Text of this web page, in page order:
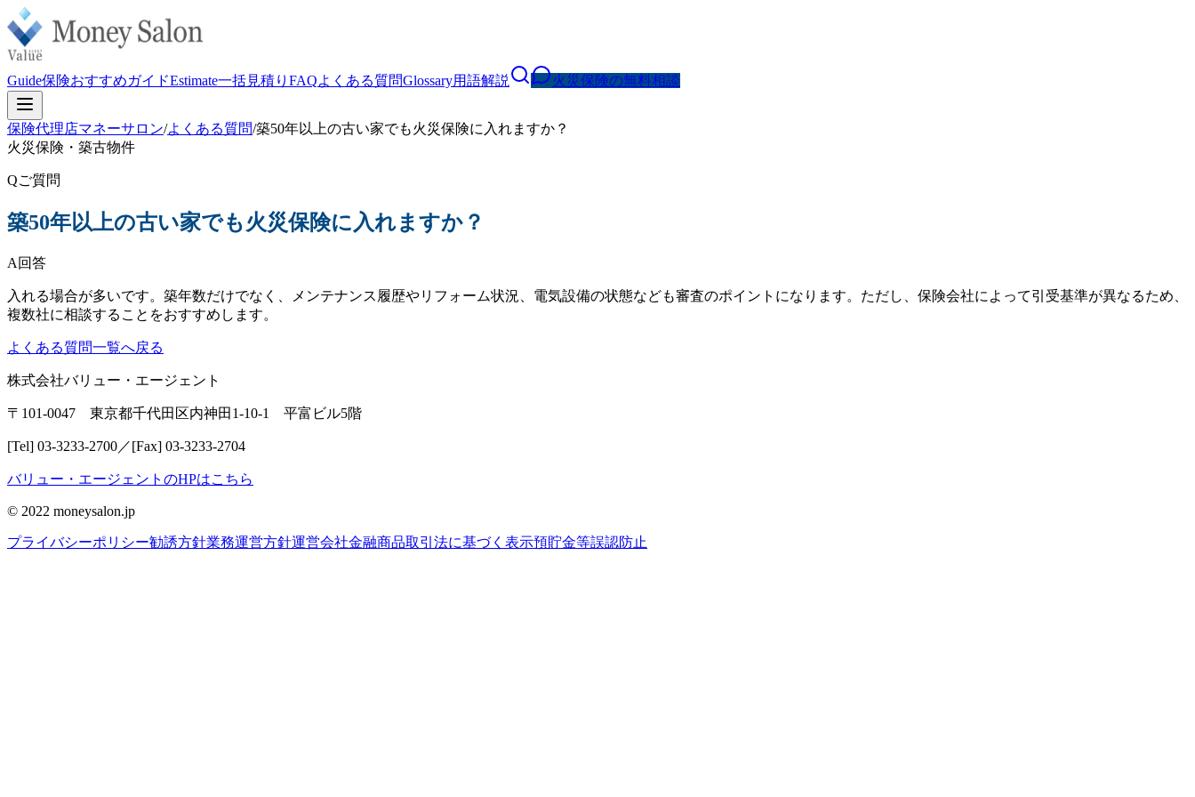
Guide保険おすすめガイドEstimate一括見積り FAQよくある質問Glossary用語解説 火災保険の無料相談
保険代理店マネーサロン/よくある質問/築50年以上の古い家でも火災保険に入れますか？
火災保険・築古物件
Qご質問
築50年以上の古い家でも火災保険に入れますか？
A 回答
入れる場合が多いです。築年数だけでなく、メンテナンス履歴やリフォーム状況、電気設備の状態なども審査のポイントになります。ただし、保険会社によって引受基準が異なるため、
複数社に相談することをおすすめします。
よくある質問一覧へ戻る
株式会社バリュー・エージェント
〒101-0047 東京都千代田区内神田1-10-1 平富ビル5階
[Tel] 03-3233-2700／[Fax] 03-3233-2704
バリュー・エージェントのHPはこちら
© 2022 moneysalon.jp
プライバシーポリシー勧誘方針業務運営方針運営会社金融商品取引法に基づく表示預貯金等誤認防止